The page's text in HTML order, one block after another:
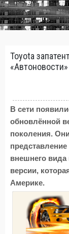
Toyota
«Автоновости»
В сети
обновлённой
поколения.
внешнего вида
версии,
Америке.